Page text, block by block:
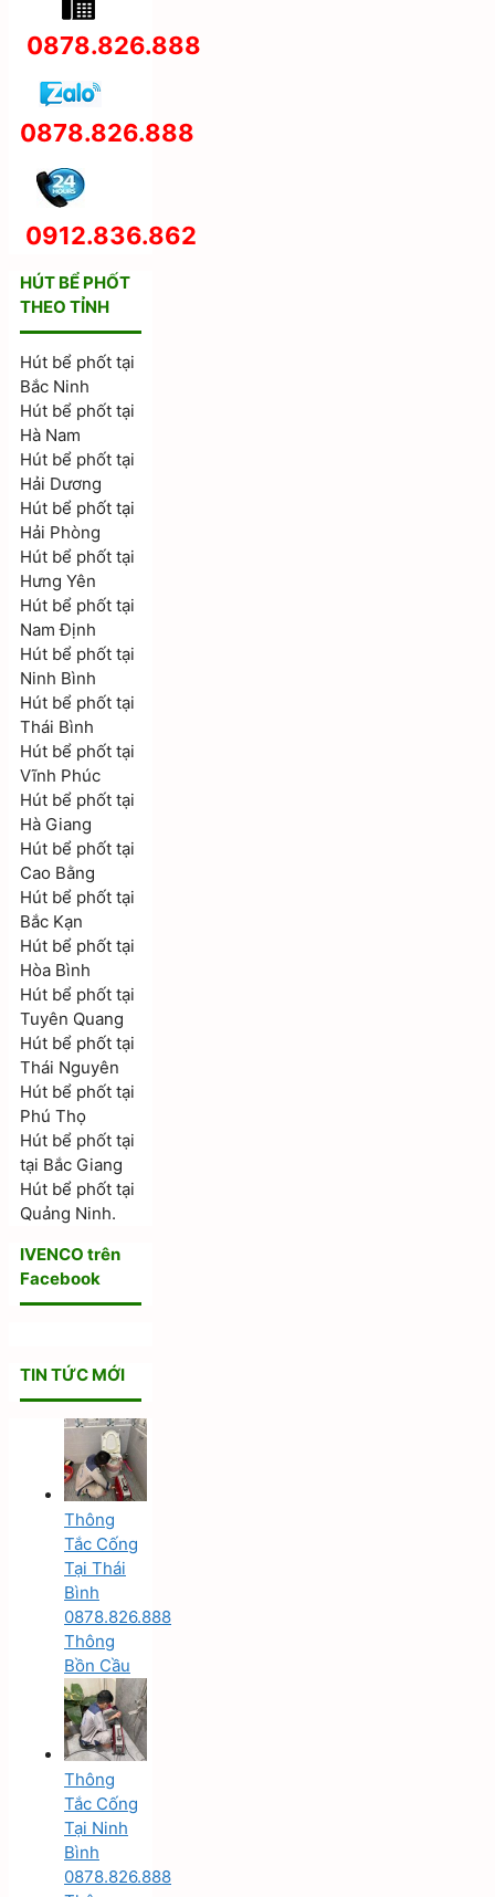
0878.826.888
0878.826.888
0912.836.862
HÚT BỂ PHỐT
THEO TỈNH
Hút bể phốt tại
Bắc Ninh
Hút bể phốt tại
Hà Nam
Hút bể phốt tại
Hải Dương
Hút bể phốt tại
Hải Phòng
Hút bể phốt tại
Hưng Yên
Hút bể phốt tại
Nam Định
Hút bể phốt tại
Ninh Bình
Hút bể phốt tại
Thái Bình
Hút bể phốt tại
Vĩnh Phúc
Hút bể phốt tại
Hà Giang
Hút bể phốt tại
Cao Bằng
Hút bể phốt tại
Bắc Kạn
Hút bể phốt tại
Hòa Bình
Hút bể phốt tại
Tuyên Quang
Hút bể phốt tại
Thái Nguyên
Hút bể phốt tại
Phú Thọ
Hút bể phốt tại
tại Bắc Giang
Hút bể phốt tại
Quảng Ninh.
IVENCO trên
Facebook
TIN TỨC MỚI
Thông
Tắc Cống
Tại Thái
Bình
0878.826.888
Thông
Bồn Cầu
Thông
Tắc Cống
Tại Ninh
Bình
0878.826.888